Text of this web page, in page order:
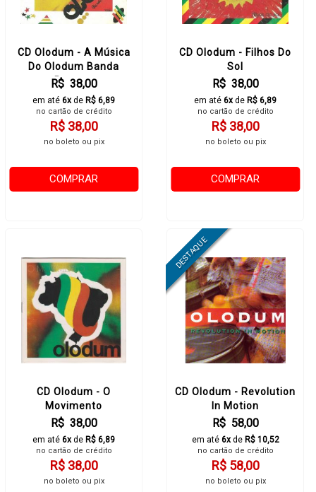
CD Olodum - A Música
Do Olodum Banda
Reggae
R$ 38,00
em até 6xde R$ 6,89
no cartão de crédito
R$ 38,00
no boleto ou pix
COMPRAR
CD Olodum - Filhos Do
Sol
R$ 38,00
em até 6xde R$ 6,89
no cartão de crédito
R$ 38,00
no boleto ou pix
COMPRAR
CD Olodum - O
Movimento
R$ 38,00
em até 6xde R$ 6,89
no cartão de crédito
R$ 38,00
no boleto ou pix
CD Olodum - Revolution
In Motion
R$ 58,00
em até 6xde R$ 10,52
no cartão de crédito
R$ 58,00
no boleto ou pix